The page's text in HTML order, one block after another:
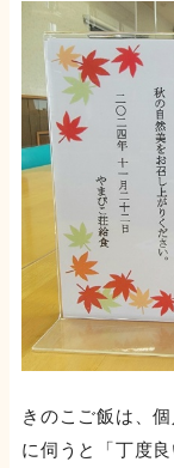
きのこご飯は、
に伺うと「丁度